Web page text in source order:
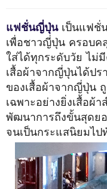
แฟชั่นญี่ปุ่น เป็นแฟชั่
เพื่อชาวญี่ปุ่น ครอบค
ใส่ได้ทุกระดับวัย ไ
เสื้อผ้าจากญี่ปุ่นได้ปร
ของเสื้อผ้าจากญี่ปุ่น
เฉพาะอย่างยิ่งเสื้อผ้
พัฒนาการถึงขั้นสุดย
จนเป็นกระแสนิยมไป